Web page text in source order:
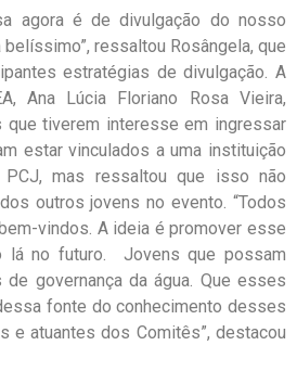
agora é de divulgação do nosso
ressaltou Rosângela, que
estratégias de divulgação. A
Ana Lúcia Floriano Rosa Vieira,
tiverem interesse em ingressar
estar vinculados a uma instituição
mas ressaltou que isso não
outros jovens no evento. “Todos
vindos. A ideia é promover esse
lá no futuro. Jovens que possam
governança da água. Que esses
fonte do conhecimento desses
e atuantes dos Comitês”, destacou